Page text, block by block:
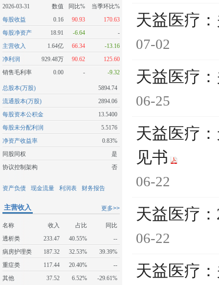
2026-03-31 数值 同比%
当季环比%
每股收益
0.16 90.93
170.63
每股净资产
18.91 -6.64
-
主营收入
1.64亿 66.34
-13.16
净利润
929.48万 90.62
125.60
销售毛利率
0.00 - -9.32
总股本(万股)
5894.74
流通股本(万股)
2894.06
每股资本公积金
13.5400
每股未分配利润
5.5176
净资产收益率
0.83%
同股同权
是
协议控制架构
否
资产负债 现金流量 利润表 财务报告
更多>>
主营收入
名称 收入 占比
同比
透析类
233.47 40.55%
--
病房护理类
187.32 32.53%
39.39%
重症类
117.44 20.40%
--
其他
37.52 6.52% -29.61%
天益医疗
07-02
天益医疗
06-25
天益医疗
见书
06-22
天益医疗
06-22
天益医疗